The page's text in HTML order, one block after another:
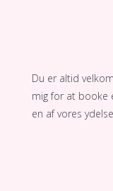
Du er altid
mig for at booke
en af vores